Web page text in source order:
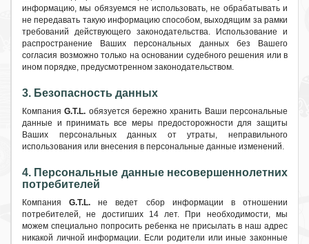
информацию, мы обязуемся не использовать, не обрабатывать и
не передавать такую информацию способом, выходящим за рамки
требований действующего законодательства. Использование и
распространение Ваших персональных данных без Вашего
согласия возможно только на основании судебного решения или в
ином порядке, предусмотренном законодательством.
3. Безопасность данных
КомпанияG.T.L. обязуется бережно хранить Ваши персональные
данные и принимать все меры предосторожности для защиты
Ваших персональных данных от утраты, неправильного
использования или внесения в персональные данные изменений.
4. Персональные данные несовершеннолетних
потребителей
КомпанияG.T.L. не ведет сбор информации в отношении
потребителей, не достигших 14 лет. При необходимости, мы
можем специально попросить ребенка не присылать в наш адрес
никакой личной информации. Если родители или иные законные